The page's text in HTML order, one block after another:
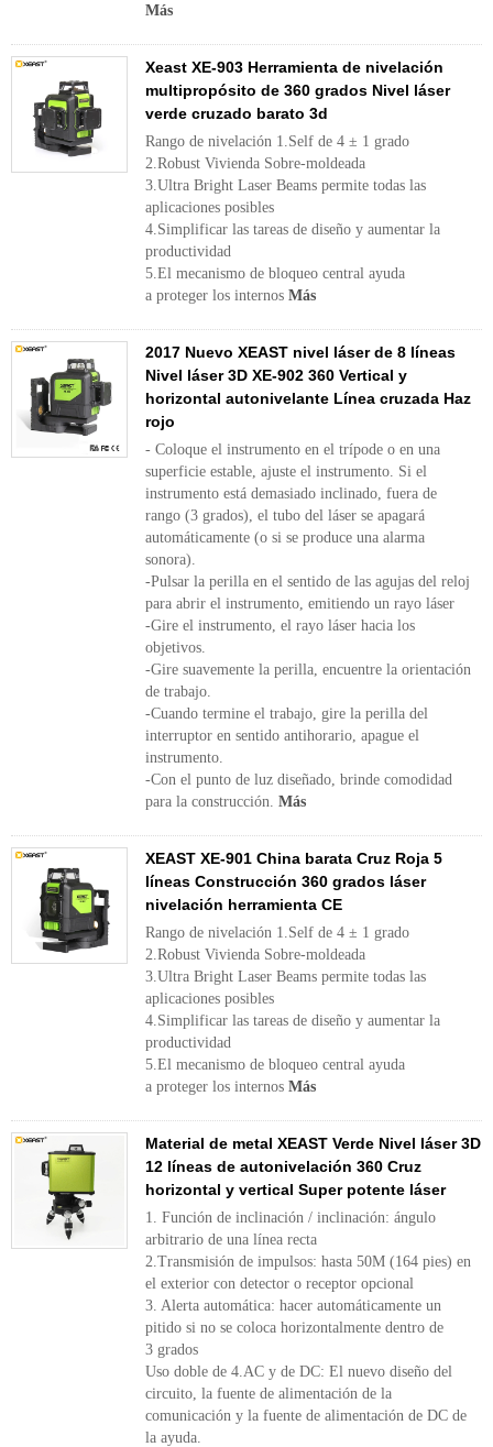
Más
Xeast XE-903 Herramienta de nivelación
multipropósito de 360 ​​grados Nivel láser
verde cruzado barato 3d
Rango de nivelación 1.Self de 4 ± 1 grado
2.Robust Vivienda Sobre-moldeada
3.Ultra Bright Laser Beams permite todas las
aplicaciones posibles
4.Simplificar las tareas de diseño y aumentar la
productividad
5.El mecanismo de bloqueo central ayuda
a proteger los internos Más
2017 Nuevo XEAST nivel láser de 8 líneas
Nivel láser 3D XE-902 360 Vertical y
horizontal autonivelante Línea cruzada Haz
rojo
- Coloque el instrumento en el trípode o en una
superficie estable, ajuste el instrumento. Si el
instrumento está demasiado inclinado, fuera de
rango (3 grados), el tubo del láser se apagará
automáticamente (o si se produce una alarma
sonora).
-Pulsar la perilla en el sentido de las agujas del reloj
para abrir el instrumento, emitiendo un rayo láser
-Gire el instrumento, el rayo láser hacia los
objetivos.
-Gire suavemente la perilla, encuentre la orientación
de trabajo.
-Cuando termine el trabajo, gire la perilla del
interruptor en sentido antihorario, apague el
instrumento.
-Con el punto de luz diseñado, brinde comodidad
para la construcción. Más
XEAST XE-901 China barata Cruz Roja 5
líneas Construcción 360 grados láser
nivelación herramienta CE
Rango de nivelación 1.Self de 4 ± 1 grado
2.Robust Vivienda Sobre-moldeada
3.Ultra Bright Laser Beams permite todas las
aplicaciones posibles
4.Simplificar las tareas de diseño y aumentar la
productividad
5.El mecanismo de bloqueo central ayuda
a proteger los internos Más
Material de metal XEAST Verde Nivel láser 3D
12 líneas de autonivelación 360 Cruz
horizontal y vertical Super potente láser
1. Función de inclinación / inclinación: ángulo
arbitrario de una línea recta
2.Transmisión de impulsos: hasta 50M (164 pies) en
el exterior con detector o receptor opcional
3. Alerta automática: hacer automáticamente un
pitido si no se coloca horizontalmente dentro de
3 grados
Uso doble de 4.AC y de DC: El nuevo diseño del
circuito, la fuente de alimentación de la
comunicación y la fuente de alimentación de DC de
la ayuda.